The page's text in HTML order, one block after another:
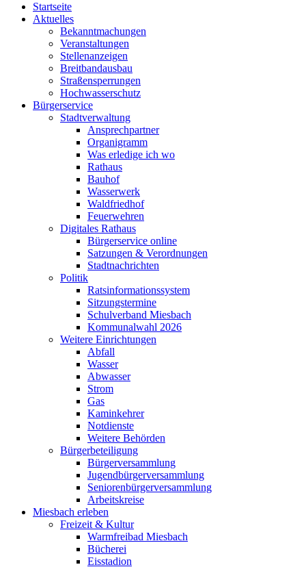
Startseite
Aktuelles
Bekanntmachungen
Veranstaltungen
Stellenanzeigen
Breitbandausbau
Straßensperrungen
Hochwasserschutz
Bürgerservice
Stadtverwaltung
Ansprechpartner
Organigramm
Was erledige ich wo
Rathaus
Bauhof
Wasserwerk
Waldfriedhof
Feuerwehren
Digitales Rathaus
Bürgerservice online
Satzungen & Verordnungen
Stadtnachrichten
Politik
Ratsinformationssystem
Sitzungstermine
Schulverband Miesbach
Kommunalwahl 2026
Weitere Einrichtungen
Abfall
Wasser
Abwasser
Strom
Gas
Kaminkehrer
Notdienste
Weitere Behörden
Bürgerbeteiligung
Bürgerversammlung
Jugendbürgerversammlung
Seniorenbürgerversammlung
Arbeitskreise
Miesbach erleben
Freizeit & Kultur
Warmfreibad Miesbach
Bücherei
Eisstadion